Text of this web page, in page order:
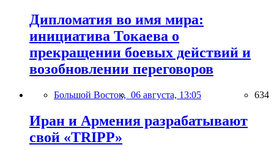
Дипломатия во имя мира:
инициатива Токаева о
прекращении боевых действий и
возобновлении переговоров
Большой Восток, 06 августа, 13:05 634
Иран и Армения разрабатывают
свой «TRIPP»